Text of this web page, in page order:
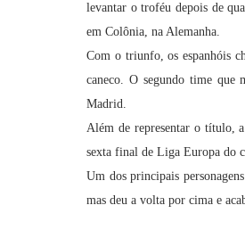
levantar o troféu depois de
em Colônia, na Alemanha.
Com o triunfo, os espanhóis
caneco. O segundo time
Madrid.
Além de representar o título,
sexta final de Liga Europa do
Um dos principais
mas deu a volta por cima e